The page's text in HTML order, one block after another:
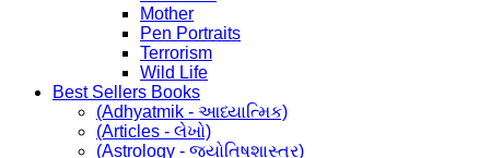
Mother
Pen Portraits
Terrorism
Wild Life
Best Sellers Books
(Adhyatmik - આધ્યાત્મિક)
(Articles - લેખો)
(Astrology - જ્યોતિષશાસ્ત્ર)